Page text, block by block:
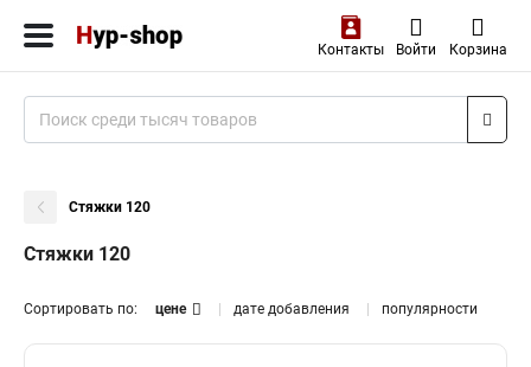
Контакты Войти Корзина
Стяжки 120
Стяжки 120
Сортировать по: цене дате добавления популярности